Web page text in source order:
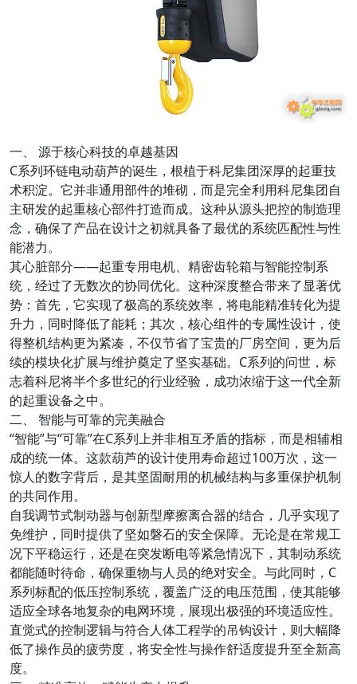
一、 源于核心科技的卓越基因
C系列环链电动葫芦的诞生，根植于科尼集团深厚的起重技
术积淀。它并非通用部件的堆砌，而是完全利用科尼集团自
主研发的起重核心部件打造而成。这种从源头把控的制造理
念，确保了产品在设计之初就具备了最优的系统匹配性与性
能潜力。
其心脏部分——起重专用电机、精密齿轮箱与智能控制系
统，经过了无数次的协同优化。这种深度整合带来了显著优
势：首先，它实现了极高的系统效率，将电能精准转化为提
升力，同时降低了能耗；其次，核心组件的专属性设计，使
得整机结构更为紧凑，不仅节省了宝贵的厂房空间，更为后
续的模块化扩展与维护奠定了坚实基础。C系列的问世，标
志着科尼将半个多世纪的行业经验，成功浓缩于这一代全新
的起重设备之中。
二、 智能与可靠的完美融合
“智能”与“可靠”在C系列上并非相互矛盾的指标，而是相辅相
成的统一体。这款葫芦的设计使用寿命超过100万次，这一
惊人的数字背后，是其坚固耐用的机械结构与多重保护机制
的共同作用。
自我调节式制动器与创新型摩擦离合器的结合，几乎实现了
免维护，同时提供了坚如磐石的安全保障。无论是在常规工
况下平稳运行，还是在突发断电等紧急情况下，其制动系统
都能随时待命，确保重物与人员的绝对安全。与此同时，C
系列标配的低压控制系统，覆盖广泛的电压范围，使其能够
适应全球各地复杂的电网环境，展现出极强的环境适应性。
直觉式的控制逻辑与符合人体工程学的吊钩设计，则大幅降
低了操作员的疲劳度，将安全性与操作舒适度提升至全新高
度。